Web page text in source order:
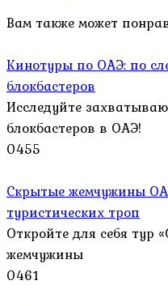
Вам также может
Кинотуры по ОАЭ: по
блокбастеров
Исследуйте
блокбастеров в ОАЭ!
0455
Скрытые жемчужины
туристических троп
Откройте для себя тур
жемчужины
0461